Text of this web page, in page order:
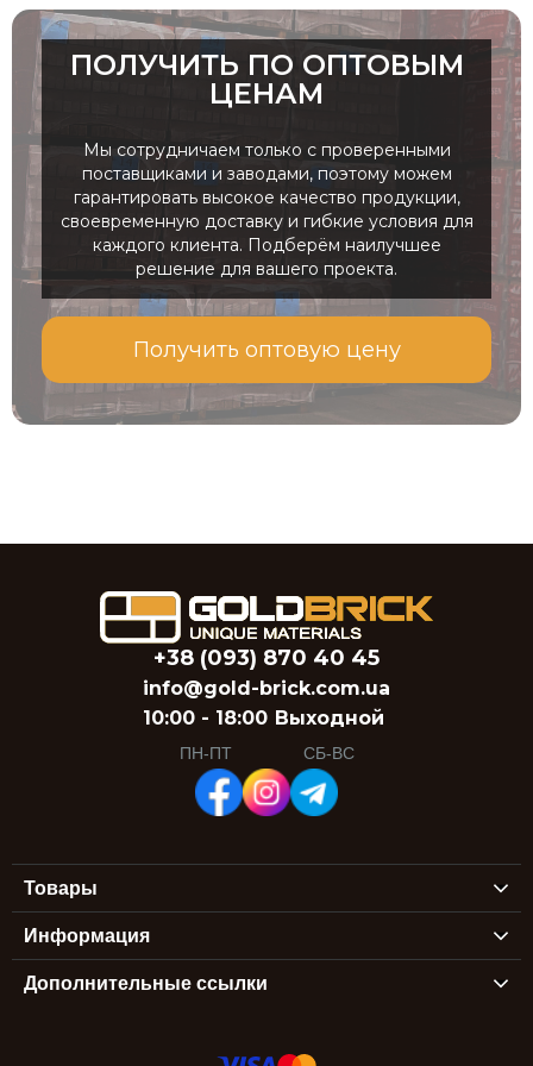
песочный
VM 01 T
коричневый
43846 48
ПОЛУЧИТЬ ПО ОПТОВЫМ
ЦЕНАМ
Мы сотрудничаем только с проверенными
поставщиками и заводами, поэтому можем
гарантировать высокое качество продукции,
своевременную доставку и гибкие условия для
каждого клиента. Подберём наилучшее
решение для вашего проекта.
Получить оптовую цену
+38 (093) 870 40 45
info@gold-brick.com.ua
10:00 - 18:00
ПН-ПТ
Выходной
СБ-ВС
Товары
Информация
Дополнительные ссылки